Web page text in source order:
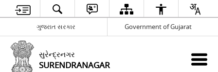
ગુજરાત સરકાર Government of Gujarat
સુરેન્દ્રનગર
SURENDRANAGAR